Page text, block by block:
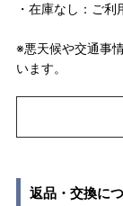
・在庫なし：ご利
※悪天候や交通事
います。
返品・交換に